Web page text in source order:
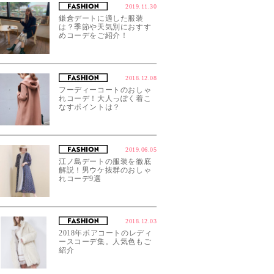
2019.11.30
鎌倉デートに適した服装
は？季節や天気別におすす
めコーデをご紹介！
2018.12.08
フーディーコートのおしゃ
れコーデ！大人っぽく着こ
なすポイントは？
2019.06.05
江ノ島デートの服装を徹底
解説！男ウケ抜群のおしゃ
れコーデ9選
2018.12.03
2018年ボアコートのレディ
ースコーデ集。人気色もご
紹介